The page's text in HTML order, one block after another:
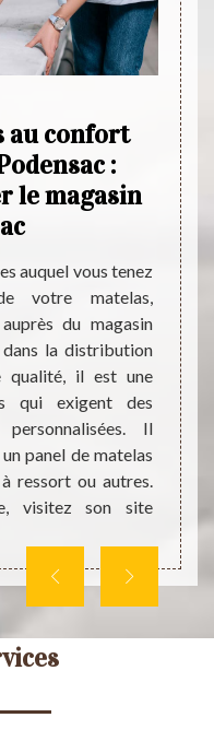
au confort
:
le magasin
auquel vous tenez
votre matelas,
du magasin
la distribution
qualité, il est une
qui exigent des
Il
panel de matelas
ressort ou autres.
visitez son site
La
de
ses
plus.